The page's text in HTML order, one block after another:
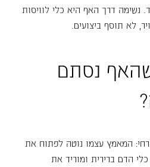
נשימה דרך האף היא כלי לוויסות
לא תוסף ביצועים.
נסתם
המאמץ עצמו נוטה לפתוח את
הדם ברירית ומוריד את